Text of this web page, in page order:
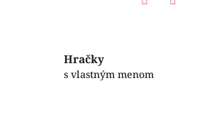
Hračky
s vlastným menom